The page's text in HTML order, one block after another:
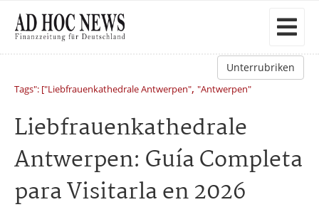
Unterrubriken
Tags": ["Liebfrauenkathedrale Antwerpen", "Antwerpen"
Liebfrauenkathedrale
Antwerpen: Guía Completa
para Visitarla en 2026